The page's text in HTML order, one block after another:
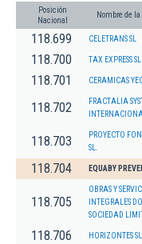
Posición
Nacional
Nombre de
118.699 CELETRANS SL
118.700 TAX EXPRESS SL
118.701 CERAMICAS
118.702
FRACTALIA
118.703
PROYECTO
SL.
118.704 EQUABY
118.705
OBRAS Y
INTEGRALES
SOCIEDAD
118.706 HORIZONTES